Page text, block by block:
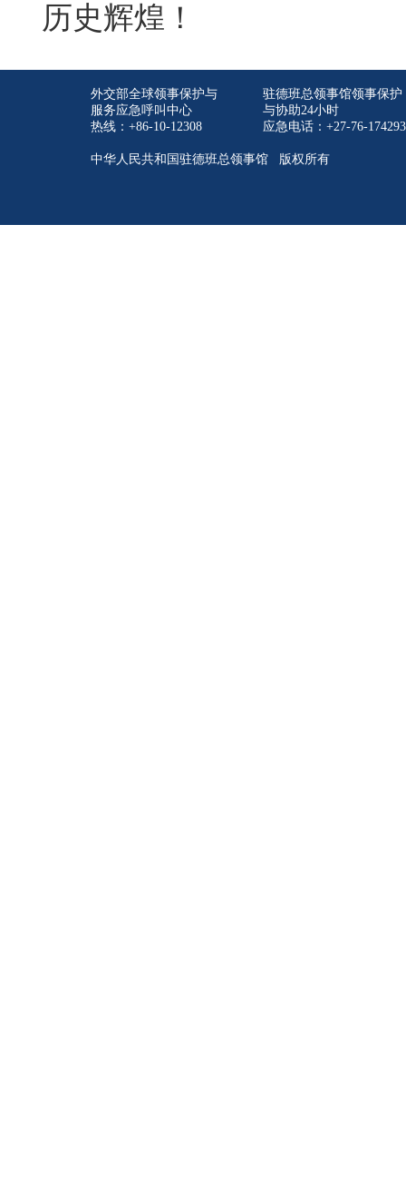
历史辉煌！
外交部全球领事保护与
服务应急呼叫中心
热线：+86-10-12308
驻德班总领事馆领事保护
与协助24小时
应急电话：+27-76-
中华人民共和国驻德班总领事馆 版权所有